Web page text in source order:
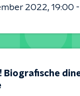
2022 19:00
Biografische